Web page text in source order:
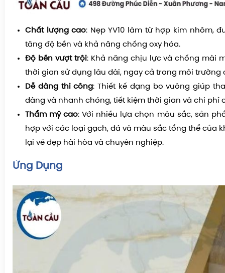
Chất lượng cao: Nẹp YV10 làm từ hợp kim nhôm,
tăng độ bền và khả năng chống oxy hóa.
Độ bền vượt trội: Khả năng chịu lực và chống mài
thời gian sử dụng lâu dài, ngay cả trong môi trường
Dễ dàng thi công: Thiết kế dạng bo vuông giúp
dàng và nhanh chóng, tiết kiệm thời gian và chi phí
Thẩm mỹ cao: Với nhiều lựa chọn màu sắc, sản
hợp với các loại gạch, đá và màu sắc tổng thể của
lại vẻ đẹp hài hòa và chuyên nghiệp.
Ứng Dụng